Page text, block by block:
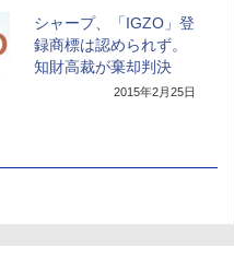
シャープ、「IGZO」登
録商標は認められず。
知財高裁が棄却判決
2015年2月25日